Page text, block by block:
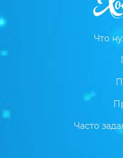
Что
Часто